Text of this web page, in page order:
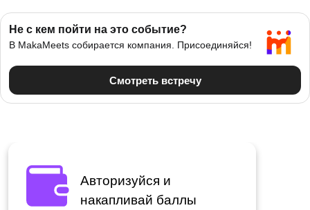
Авторизуйся и
накапливай баллы